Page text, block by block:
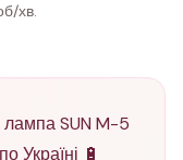
хв.
лампа SUN M-5
Україні 🔋